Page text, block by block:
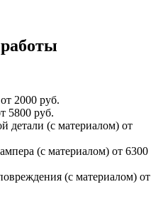
2000 руб.
5800 руб.
детали (с материалом) от
(с материалом) от 6300
(с материалом) от